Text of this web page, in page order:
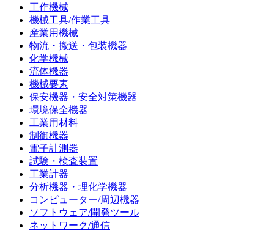
工作機械
機械工具/作業工具
産業用機械
物流・搬送・包装機器
化学機械
流体機器
機械要素
保安機器・安全対策機器
環境保全機器
工業用材料
制御機器
電子計測器
試験・検査装置
工業計器
分析機器・理化学機器
コンピューター/周辺機器
ソフトウェア/開発ツール
ネットワーク/通信